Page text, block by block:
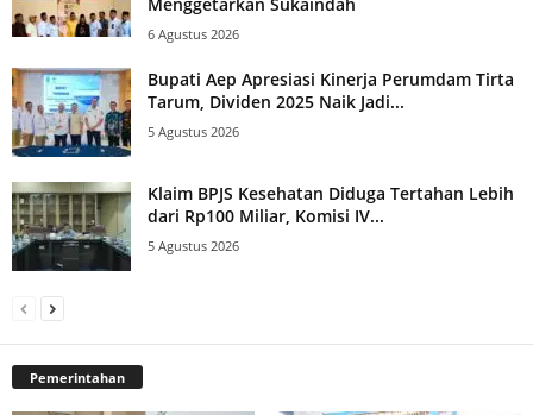
6 Agustus 2026
Bupati Aep Apresiasi Kinerja Perumdam Tirta
Tarum, Dividen 2025 Naik Jadi...
5 Agustus 2026
Klaim BPJS Kesehatan Diduga Tertahan Lebih
dari Rp100 Miliar, Komisi IV...
5 Agustus 2026
Pemerintahan